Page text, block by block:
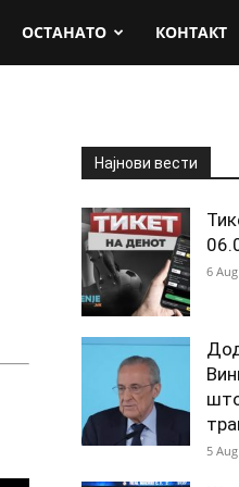
ОСТАНАТО КОНТАКТ
Најнови вести
6
5